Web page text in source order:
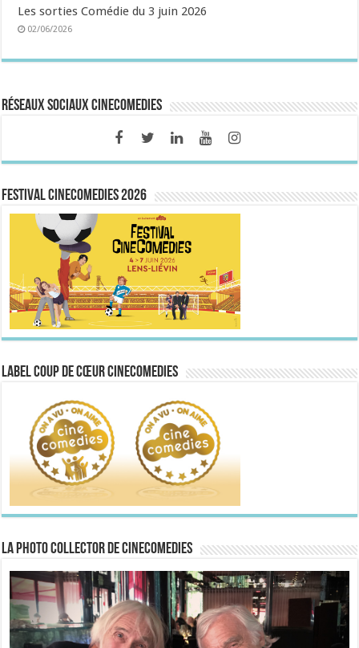
Les sorties Comédie du 3 juin 2026
02/06/2026
Réseaux sociaux CineComedies
FESTIVAL CINECOMEDIES 2026
Label Coup de Cœur CineComedies
La Photo collector de CineComedies